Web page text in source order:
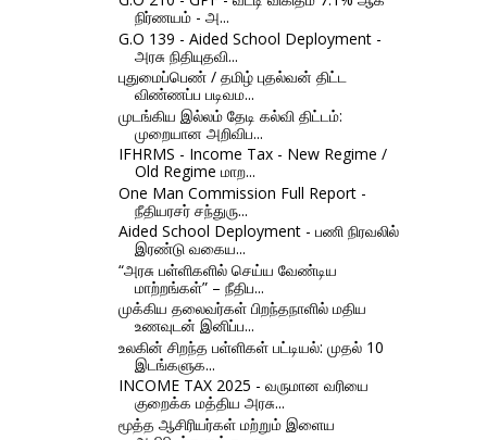
நிர்ணயம் - அ...
G.O 139 - Aided School Deployment -
அரசு நிதியுதவி...
புதுமைப்பெண் / தமிழ் புதல்வன் திட்ட
விண்ணப்ப படிவம...
முடங்கிய இல்லம் தேடி கல்வி திட்டம்:
முறையான அறிவிப...
IFHRMS - Income Tax - New Regime /
Old Regime மாற...
One Man Commission Full Report -
நீதியரசர் சந்துரு...
Aided School Deployment - பணி நிரவலில்
இரண்டு வகைய...
“அரசு பள்ளிகளில் செய்ய வேண்டிய
மாற்றங்கள்” – நீதிப...
முக்கிய தலைவர்கள் பிறந்தநாளில் மதிய
உணவுடன் இனிப்ப...
உலகின் சிறந்த பள்ளிகள் பட்டியல்: முதல் 10
இடங்களுக...
INCOME TAX 2025 - வருமான வரியை
குறைக்க மத்திய அரசு...
மூத்த ஆசிரியர்கள் மற்றும் இளைய